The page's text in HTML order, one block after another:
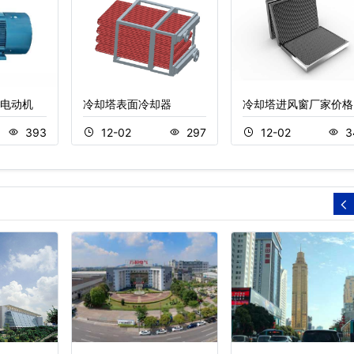
动机
393
冷却塔表面冷却器
12-02 297
冷却塔进风窗厂家价格
12-02